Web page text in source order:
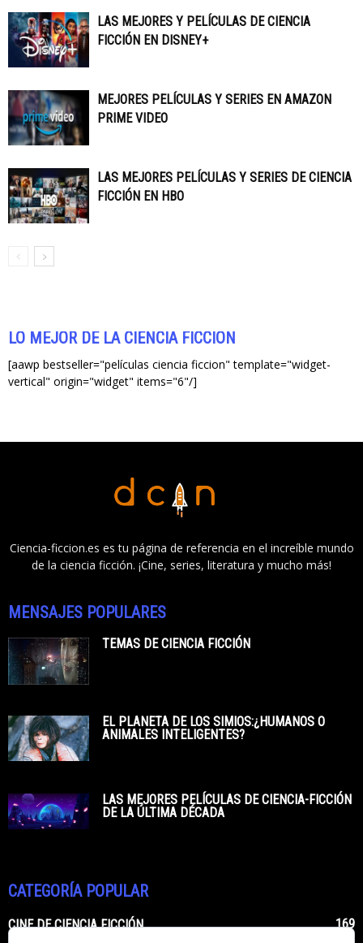
LAS MEJORES Y PELÍCULAS DE CIENCIA
FICCIÓN EN DISNEY+
MEJORES PELÍCULAS Y SERIES EN AMAZON
PRIME VIDEO
LAS MEJORES PELÍCULAS Y SERIES DE CIENCIA
FICCIÓN EN HBO
LO MEJOR DE LA CIENCIA FICCIÓN
[aawp bestseller="películas ciencia ficcion" template="widget-
vertical" origin="widget" items="6"/]
Ciencia-ficcion.es es tu página de referencia en el increíble mundo
de la ciencia ficción. ¡Cine, series, literatura y mucho más!
MENSAJES POPULARES
TEMAS DE CIENCIA FICCIÓN
EL PLANETA DE LOS SIMIOS:¿HUMANOS O
ANIMALES INTELIGENTES?
LAS MEJORES PELÍCULAS DE CIENCIA-FICCIÓN
DE LA ÚLTIMA DÉCADA
CATEGORÍA POPULAR
CINE DE CIENCIA FICCIÓN
169